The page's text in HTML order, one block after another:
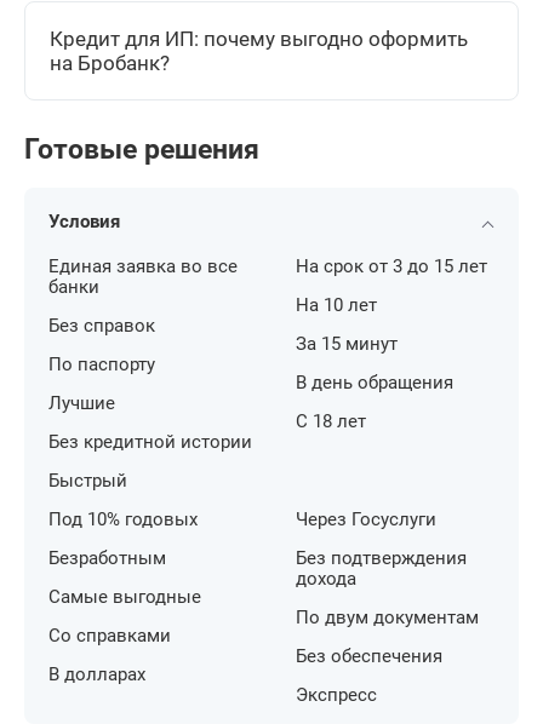
Кредит для ИП: почему выгодно оформить
на Бробанк?
Готовые решения
Условия
Единая заявка во все
банки
Без справок
По паспорту
Лучшие
Без кредитной истории
Быстрый
На срок от 3 до 15 лет
На 10 лет
За 15 минут
В день обращения
С 18 лет
Под 10% годовых
Безработным
Самые выгодные
Со справками
В долларах
Через Госуслуги
Без подтверждения
дохода
По двум документам
Без обеспечения
Экспресс